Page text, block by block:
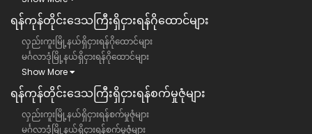
ရန်ကုန်တိုင်းဒေသကြီး​​ရှိငှားရန်ဂိုထောင်များ
လှည်းကူးမြို့နယ်ရှိငှားရန်ဂိုထောင်များ
မင်္ဂလာဒုံမြို့နယ်ရှိငှားရန်ဂိုထောင်များ
Show More
ရန်ကုန်တိုင်းဒေသကြီး​​ရှိငှားရန်စက်မှုဇုံများ
လှည်းကူးမြို့နယ်ရှိငှားရန်စက်မှုဇုံများ
မင်္ဂလာဒုံမြို့နယ်ရှိငှားရန်စက်မှုဇုံများ